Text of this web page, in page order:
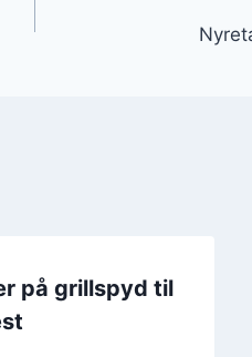
på grillspyd til